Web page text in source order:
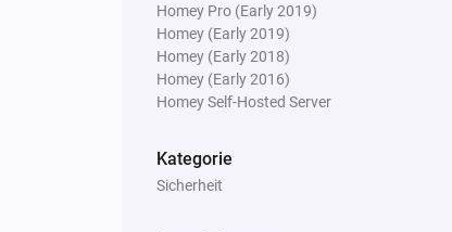
Homey Pro (Early 2019)
Homey (Early 2019)
Homey (Early 2018)
Homey (Early 2016)
Homey Self-Hosted Server
Kategorie
Sicherheit